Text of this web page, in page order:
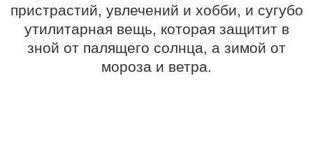
пристрастий, увлечений и хобби, и сугубо
утилитарная вещь, которая защитит в
зной от палящего солнца, а зимой от
мороза и ветра.